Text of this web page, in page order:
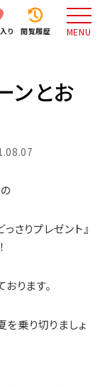
り 閲覧履歴 MENU
ンとお
さりプレゼント』
ります。
乗り切りましょ